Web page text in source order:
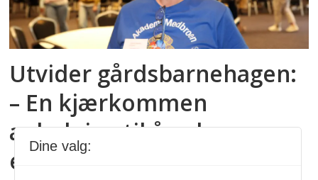
Utvider gårdsbarnehagen:
– En kjærkommen
anledning til å vokse oss
enda mer spennende
Dine valg: